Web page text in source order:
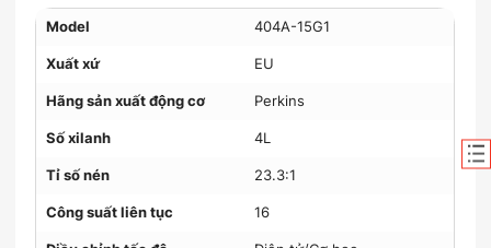
Model 404A-15G1
Xuất xứ EU
Hãng sản xuất động cơ Perkins
Số xilanh 4L
Tỉ số nén 23.3:1
Công suất liên tục 16